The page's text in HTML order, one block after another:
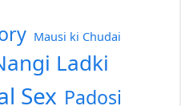
Mausi ki Chudai
Ladki
Sex Padosi